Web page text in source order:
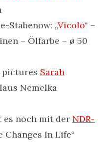
Stabenow: „Vicolo“ –
– Ölfarbe – ø 50
pictures Sarah
Nemelka
es noch mit der NDR-
Changes In Life“